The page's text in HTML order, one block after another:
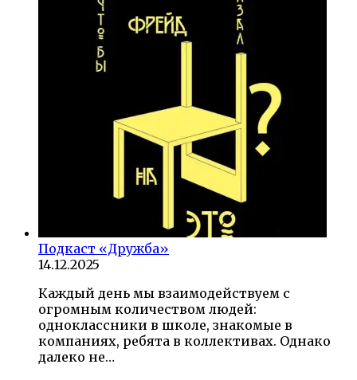
Подкаст «Дружба»
14.12.2025
Каждый день мы взаимодействуем с
огромным количеством людей:
одноклассники в школе, знакомые в
компаниях, ребята в коллективах. Однако
далеко не…